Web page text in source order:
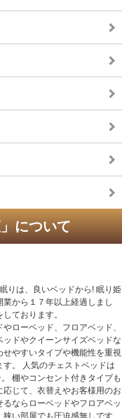
について
りは、良いベッドから! 眠り姫
から１７年以上経過しまし
ております。
ローベッド、フロアベッド、
ドやクイーンサイズベッドな
やすいタイプや機能性を重視
。 人気のチェストベッドは
棚やコンセント付きタイプも
じて、衣替えやお客様用のお
ならローベッドやフロアベッ
い部屋でも圧迫感無しです。